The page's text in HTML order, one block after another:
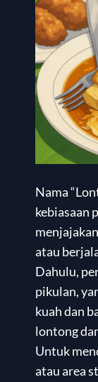
Nama
kebiasaan
atau
Dahulu,
pikulan,
kuah dan
lontong
Untuk
atau area